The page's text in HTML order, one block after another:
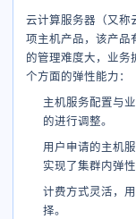
云计算服务器（又称
项主机产品，该产品
的管理难度大，业务
个方面的弹性能力：
主机服务配置与
的进行调整。
用户申请的主机
实现了集群内弹性
计费方式灵活，
择。